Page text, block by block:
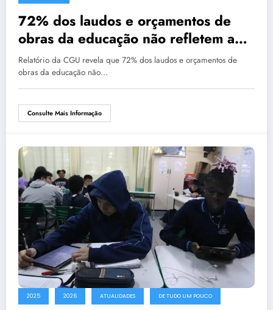
72% dos laudos e orçamentos de
obras da educação não refletem a
realidade, aponta CGU
Relatório da CGU revela que 72% dos laudos e orçamentos de
obras da educação não…
Consulte Mais Informação
2025 2026 ATUALIDADES DE TUDO UM POUCO